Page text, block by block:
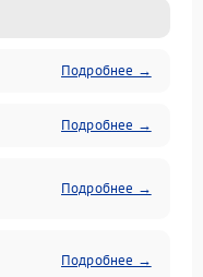
Подробнее →
Подробнее →
Подробнее →
Подробнее →